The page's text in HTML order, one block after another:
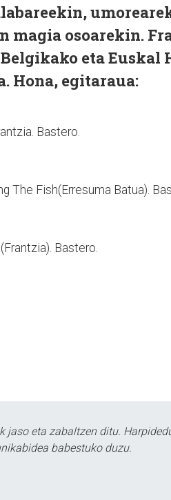
magia osoarekin.
eta Euskal
Hona, egitaraua:
Bastero.
The Fish(Erresuma Batua).
Bastero.
jaso eta zabaltzen ditu.
babestuko duzu.